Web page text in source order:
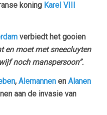
koning Karel VIII
verbiedt het gooien
en moet met sneecluyten
noch manspersoon”.
, Alemannen en Alanen
aan de invasie van